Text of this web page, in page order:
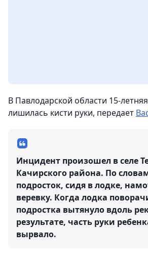
В Павлодарской области 15-
лишилась кисти руки, передает
Инцидент произошел в селе
Качирского района. По
подросток, сидя в лодке,
веревку. Когда лодка
подростка вытянуло вдоль
результате, часть руки
вырвало.